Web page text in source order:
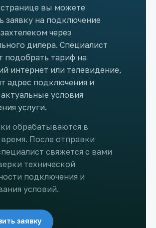
вы можете
заявку на подключение
через
дилера. Специалист
подобрать тариф на
интернет или телевидение,
адрес подключения и
условия
услуги.
обрабатываются в
время. После отправки
свяжется с вами
технической
подключения и
условий.
заявку